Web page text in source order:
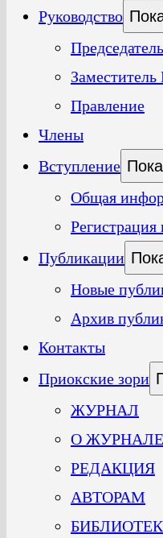
Руководство
Председатель
Заместитель
Правление
Члены
Вступление
Общая
Регистрация
Публикации
Новые
Архив
Контакты
Приокские зори
ЖУРНАЛ
О ЖУРНАЛЕ
РЕДАКЦИЯ
АВТОРАМ